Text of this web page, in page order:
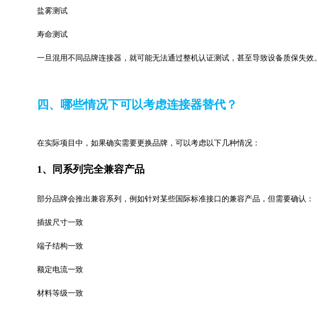
盐雾测试
寿命测试
一旦混用不同品牌连接器，就可能无法通过整机认证测试，甚至导致设备质保失效。
四、哪些情况下可以考虑连接器替代？
在实际项目中，如果确实需要更换品牌，可以考虑以下几种情况：
1、同系列完全兼容产品
部分品牌会推出兼容系列，例如针对某些国际标准接口的兼容产品，但需要确认：
插拔尺寸一致
端子结构一致
额定电流一致
材料等级一致